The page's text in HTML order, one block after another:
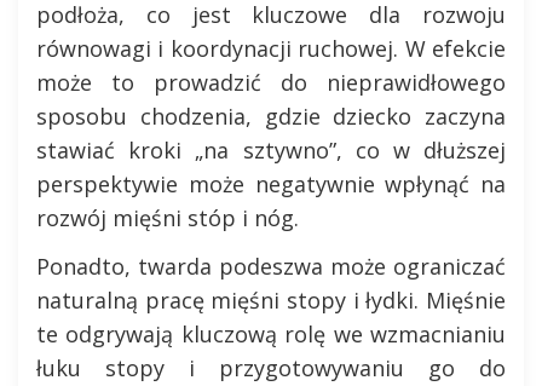
podłoża, co jest kluczowe dla rozwoju
równowagi i koordynacji ruchowej. W efekcie
może to prowadzić do nieprawidłowego
sposobu chodzenia, gdzie dziecko zaczyna
stawiać kroki „na sztywno”, co w dłuższej
perspektywie może negatywnie wpłynąć na
rozwój mięśni stóp i nóg.
Ponadto, twarda podeszwa może ograniczać
naturalną pracę mięśni stopy i łydki. Mięśnie
te odgrywają kluczową rolę we wzmacnianiu
łuku stopy i przygotowywaniu go do